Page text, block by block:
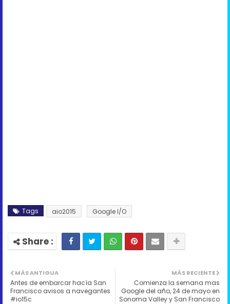
Tags aio2015 Google I/O
MÁS RECIENTE
Comienza la semana mas
Google del año, 24 de mayo en
Sonoma Valley y San Francisco
MÁS ANTIGUA
Antes de embarcar hacía San
Francisco avisos a navegantes
#io15c